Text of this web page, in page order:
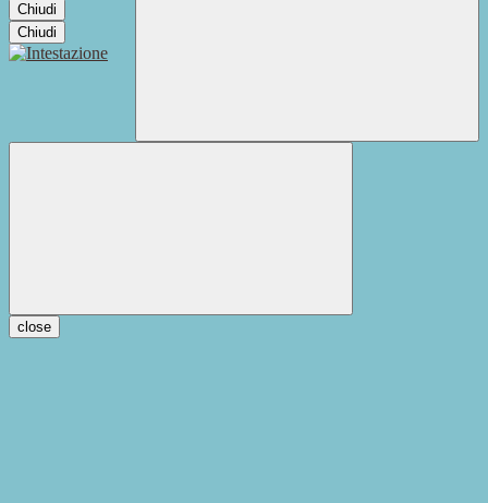
Chiudi
Chiudi
close